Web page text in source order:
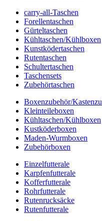
carry-all-Taschen
Forellentaschen
Gürteltaschen
Kühltaschen/Kühlboxen
Kunstködertaschen
Rutentaschen
Schultertaschen
Taschensets
Zubehörtaschen
Boxenzubehör/
Kleinteileboxen
Kühltaschen/Kühlboxen
Kustköderboxen
Maden-Wurmboxen
Zubehörboxen
Einzelfutterale
Karpfenfutterale
Kofferfutterale
Rohrfutterale
Rutenrucksäcke
Rutenfutterale